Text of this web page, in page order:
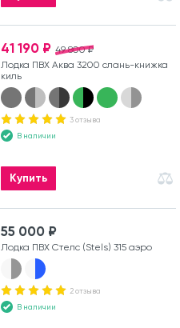
49 800 ₽
41 190 ₽
Лодка ПВХ Аква 3200 слань-книжка
киль
3 отзыва
В наличии
Купить
55 000 ₽
Лодка ПВХ Стелс (Stels) 315 аэро
2 отзыва
В наличии